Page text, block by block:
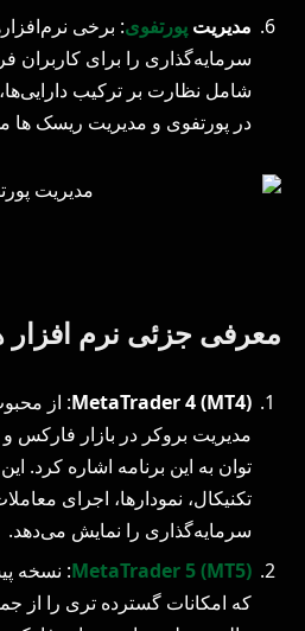
مدیریت پورتفوی: برخی
سرمایه‌گذاری را برای کاربران
شامل نظارت بر ترکیب
در پورتفوی و مدیریت ریسک‌ ها
معرفی جزئی نرم افزار
MetaTrader 4 (MT4): از
مدیریت بروکر در بازار فارکس
توان به این برنامه اشاره کرد.
تکنیکال، نمودارها، اجرای
سرمایه‌گذاری را نمایش می‌دهد.
MetaTrader 5 (MT5)
که امکانات گسترده‌ تری را از